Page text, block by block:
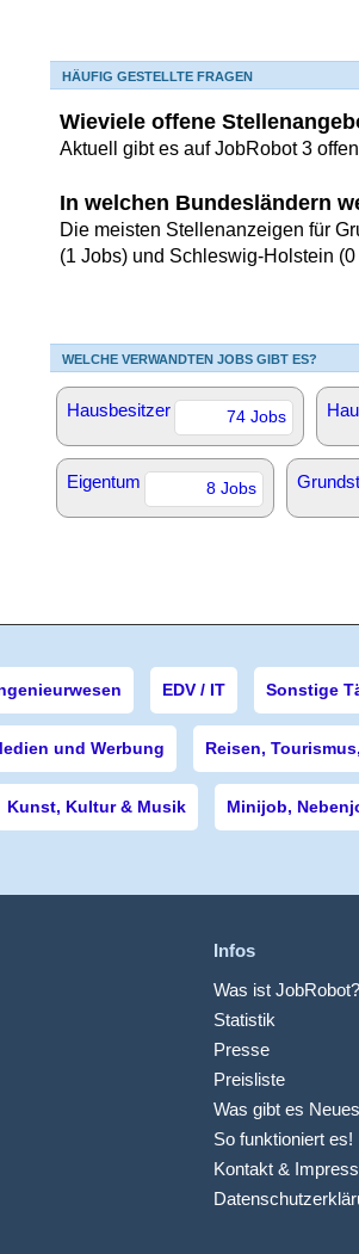
HÄUFIG GESTELLTE FRAGEN
Wieviele offene
Aktuell gibt es auf JobRobot 3
In welchen Bundesländern
Die meisten Stellenanzeigen für
(1 Jobs) und Schleswig-Holstein
WELCHE VERWANDTEN JOBS GIBT ES?
Hausbesitzer 74 Jobs
Eigentum 8 Jobs
EDV / IT Sonstige
und Werbung Reisen,
Kunst, Kultur & Musik Minijob,
Infos
Was ist JobRobot?
Statistik
Presse
Preisliste
Was gibt es
So funktioniert es!
Kontakt &